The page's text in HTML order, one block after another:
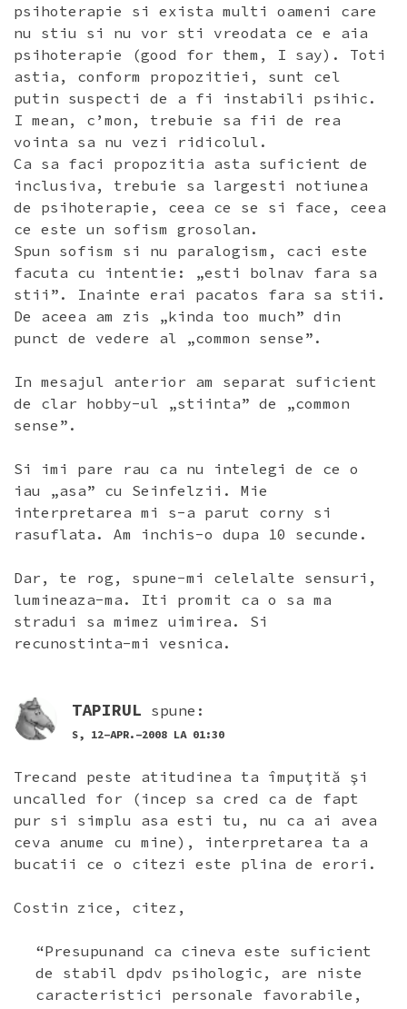
psihoterapie si exista multi oameni care
nu stiu si nu vor sti vreodata ce e aia
psihoterapie (good for them, I say). Toti
astia, conform propozitiei, sunt cel
putin suspecti de a fi instabili psihic.
I mean, c’mon, trebuie sa fii de rea
vointa sa nu vezi ridicolul.
Ca sa faci propozitia asta suficient de
inclusiva, trebuie sa largesti notiunea
de psihoterapie, ceea ce se si face, ceea
ce este un sofism grosolan.
Spun sofism si nu paralogism, caci este
facuta cu intentie: „esti bolnav fara sa
stii”. Inainte erai pacatos fara sa stii.
De aceea am zis „kinda too much” din
punct de vedere al „common sense”.
In mesajul anterior am separat suficient
de clar hobby-ul „stiinta” de „common
sense”.
Si imi pare rau ca nu intelegi de ce o
iau „asa” cu Seinfelzii. Mie
interpretarea mi s-a parut corny si
rasuflata. Am inchis-o dupa 10 secunde.
Dar, te rog, spune-mi celelalte sensuri,
lumineaza-ma. Iti promit ca o sa ma
stradui sa mimez uimirea. Si
recunostinta-mi vesnica.
TAPIRUL spune:
S, 12-APR.-2008 LA 01:30
Trecand peste atitudinea ta împuţită şi
uncalled for (incep sa cred ca de fapt
pur si simplu asa esti tu, nu ca ai avea
ceva anume cu mine), interpretarea ta a
bucatii ce o citezi este plina de erori.
Costin zice, citez,
“Presupunand ca cineva este suficient
de stabil dpdv psihologic, are niste
caracteristici personale favorabile,